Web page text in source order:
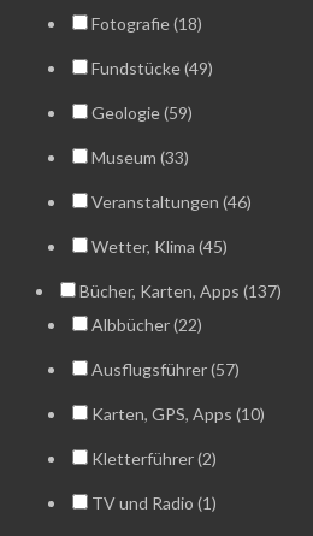
Fotografie (18)
Fundstücke (49)
Geologie (59)
Museum (33)
Veranstaltungen (46)
Wetter, Klima (45)
Bücher, Karten, Apps (137)
Albbücher (22)
Ausflugsführer (57)
Karten, GPS, Apps (10)
Kletterführer (2)
TV und Radio (1)